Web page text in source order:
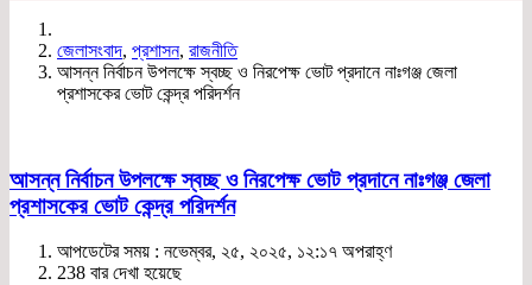
জেলাসংবাদ, প্রশাসন, রাজনীতি
আসন্ন নির্বাচন উপলক্ষে স্বচ্ছ ও নিরপেক্ষ ভোট প্রদানে নাঃগঞ্জ জেলা
প্রশাসকের ভোট কেন্দ্র পরিদর্শন
আসন্ন নির্বাচন উপলক্ষে স্বচ্ছ ও নিরপেক্ষ ভোট প্রদানে নাঃগঞ্জ জেলা
প্রশাসকের ভোট কেন্দ্র পরিদর্শন
আপডেটের সময় : নভেম্বর, ২৫, ২০২৫, ১২:১৭ অপরাহ্ণ
238 বার দেখা হয়েছে